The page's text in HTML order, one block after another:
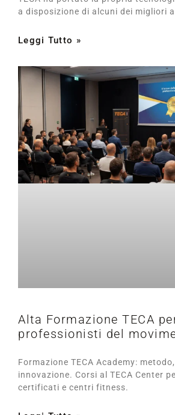
a disposizione di alcuni dei migliori
Leggi Tutto »
Alta Formazione TECA
professionisti del
Formazione TECA Academy:
innovazione. Corsi al TECA Center
certificati e centri fitness.